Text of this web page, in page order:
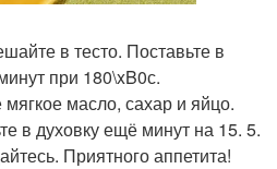
в тесто. Поставьте в
при 180\xB0с.
масло, сахар и яйцо.
в духовку ещё минут на 15. 5.
Приятного аппетита!